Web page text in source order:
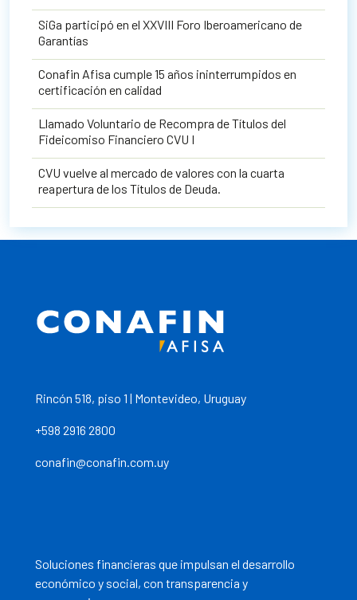
SiGa participó en el XXVIII Foro Iberoamericano de
Garantías
Conafin Afisa cumple 15 años ininterrumpidos en
certificación en calidad
Llamado Voluntario de Recompra de Títulos del
Fideicomiso Financiero CVU I
CVU vuelve al mercado de valores con la cuarta
reapertura de los Títulos de Deuda.
Rincón 518, piso 1 | Montevideo, Uruguay
+598 2916 2800
conafin@conafin.com.uy
Soluciones financieras que impulsan el desarrollo
económico y social, con transparencia y